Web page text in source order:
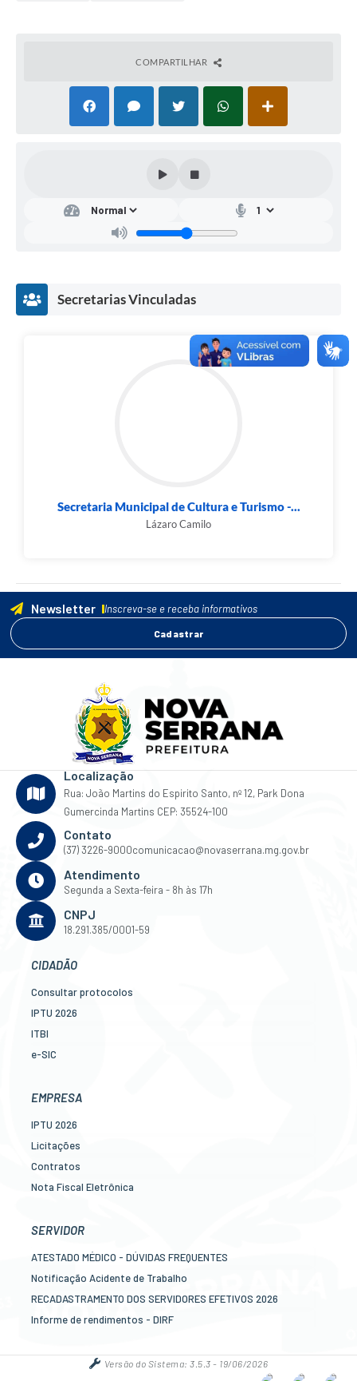
COMPARTILHAR
Secretarias Vinculadas
Secretaria Municipal de Cultura e Turismo -...
Lázaro Camilo
Newsletter Inscreva-se e receba informativos
Cadastrar
Localização
Rua: João Martins do Espirito Santo, nº 12, Park Dona
Gumercinda Martins CEP: 35524-100
Contato
(37) 3226-9000comunicacao@novaserrana.mg.gov.br
Atendimento
Segunda a Sexta-feira - 8h às 17h
CNPJ
18.291.385/0001-59
CIDADÃO
Consultar protocolos
IPTU 2026
ITBI
e-SIC
Legislação
EMPRESA
IPTU 2026
Licitações
Contratos
Nota Fiscal Eletrônica
Transparência
SERVIDOR
ATESTADO MÉDICO - DÚVIDAS FREQUENTES
Notificação Acidente de Trabalho
RECADASTRAMENTO DOS SERVIDORES EFETIVOS 2026
Informe de rendimentos - DIRF
Mais serviços online para o servidor
Versão do Sistema:3.5.3 - 19/06/2026